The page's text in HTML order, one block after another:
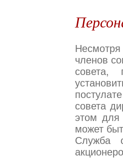
членов
совета,
совета
этом для
может
Служба